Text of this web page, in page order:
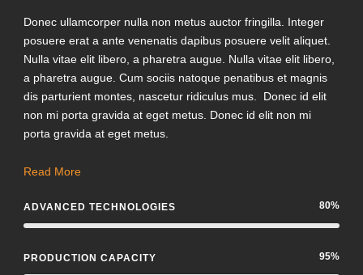
Donec ullamcorper nulla non metus auctor fringilla. Integer
posuere erat a ante venenatis dapibus posuere velit aliquet.
Nulla vitae elit libero, a pharetra augue. Nulla vitae elit libero,
a pharetra augue. Cum sociis natoque penatibus et magnis
dis parturient montes, nascetur ridiculus mus. Donec id elit
non mi porta gravida at eget metus. Donec id elit non mi
porta gravida at eget metus.
Read More
ADVANCED TECHNOLOGIES 80%
PRODUCTION CAPACITY 95%